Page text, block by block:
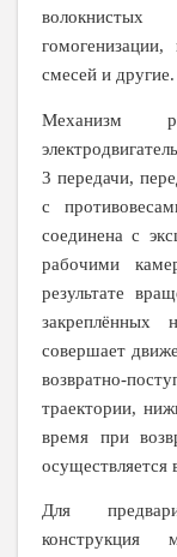
смесей и другие.
Механизм
3 передачи,
с
соединена с
рабочими
результате
совершает
возвратно-
траектории,
время при
осуществляется
Для